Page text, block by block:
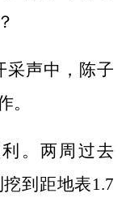
声中，陈子
。
。两周过去
到距地表1.7